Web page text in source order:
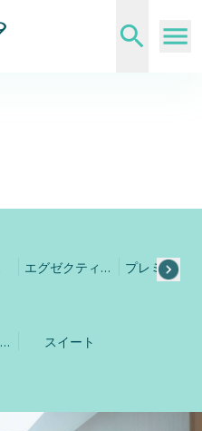
エグゼクティブ デラックス
エグゼクティブ デラックス スイート